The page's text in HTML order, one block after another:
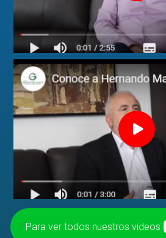
Para ver todos nuestros videos